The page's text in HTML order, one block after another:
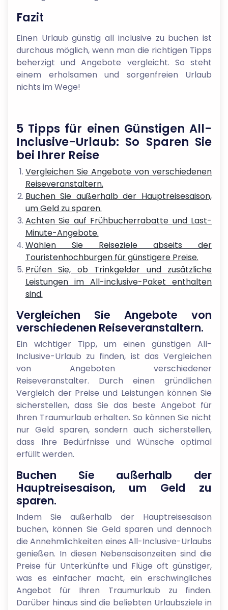
Fazit
Einen Urlaub günstig all inclusive zu buchen ist
durchaus möglich, wenn man die richtigen Tipps
beherzigt und Angebote vergleicht. So steht
einem erholsamen und sorgenfreien Urlaub
nichts im Wege!
5 Tipps für einen Günstigen All-
Inclusive-Urlaub: So Sparen Sie
bei Ihrer Reise
Vergleichen Sie Angebote von verschiedenen
Reiseveranstaltern.
Buchen Sie außerhalb der Hauptreisesaison,
um Geld zu sparen.
Achten Sie auf Frühbucherrabatte und Last-
Minute-Angebote.
Wählen Sie Reiseziele abseits der
Touristenhochburgen für günstigere Preise.
Prüfen Sie, ob Trinkgelder und zusätzliche
Leistungen im All-inclusive-Paket enthalten
sind.
Vergleichen Sie Angebote von
verschiedenen Reiseveranstaltern.
Ein wichtiger Tipp, um einen günstigen All-
Inclusive-Urlaub zu finden, ist das Vergleichen
von Angeboten verschiedener
Reiseveranstalter. Durch einen gründlichen
Vergleich der Preise und Leistungen können Sie
sicherstellen, dass Sie das beste Angebot für
Ihren Traumurlaub erhalten. So können Sie nicht
nur Geld sparen, sondern auch sicherstellen,
dass Ihre Bedürfnisse und Wünsche optimal
erfüllt werden.
Buchen Sie außerhalb der
Hauptreisesaison, um Geld zu
sparen.
Indem Sie außerhalb der Hauptreisesaison
buchen, können Sie Geld sparen und dennoch
die Annehmlichkeiten eines All-Inclusive-Urlaubs
genießen. In diesen Nebensaisonzeiten sind die
Preise für Unterkünfte und Flüge oft günstiger,
was es einfacher macht, ein erschwingliches
Angebot für Ihren Traumurlaub zu finden.
Darüber hinaus sind die beliebten Urlaubsziele in